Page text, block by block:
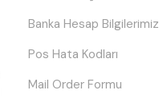
Banka Hesap Bilgilerimiz
Pos Hata Kodları
Mail Order Formu